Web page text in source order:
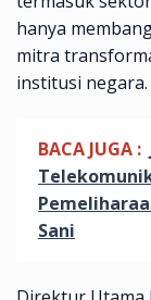
hanya
mitra
institusi negara.
BACA JUGA :
Sani